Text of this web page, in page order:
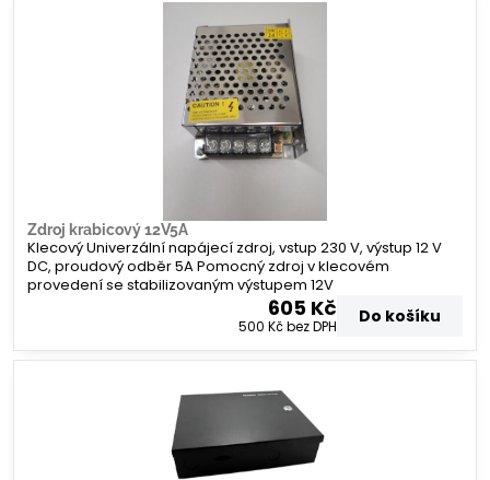
Zdroj krabicový 12V5A
Klecový Univerzální napájecí zdroj, vstup 230 V, výstup 12 V
DC, proudový odběr 5A Pomocný zdroj v klecovém
provedení se stabilizovaným výstupem 12V
605 Kč
500 Kčbez DPH Do košíku